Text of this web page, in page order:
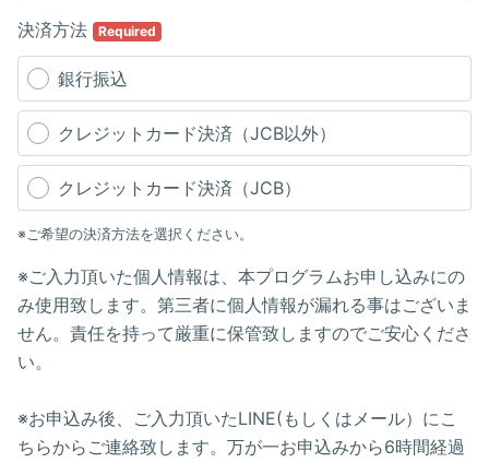
決済方法 Required
銀行振込
クレジットカード決済（JCB以外）
クレジットカード決済（JCB）
※ご希望の決済方法を選択ください。
※ご入力頂いた個人情報は、本プログラムお申し込みにの
み使用致します。第三者に個人情報が漏れる事はございま
せん。責任を持って厳重に保管致しますのでご安心くださ
い。
※お申込み後、ご入力頂いたLINE(もしくはメール）にこ
ちらからご連絡致します。万が一お申込みから6時間経過